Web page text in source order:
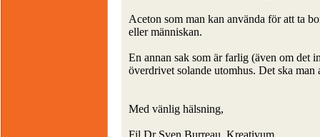
Aceton som man kan använda för att ta
eller människan.
En annan sak som är farlig (även om det
överdrivet solande utomhus. Det ska man
Med vänlig hälsning,
Fil Dr Sven Burreau, Kreativum